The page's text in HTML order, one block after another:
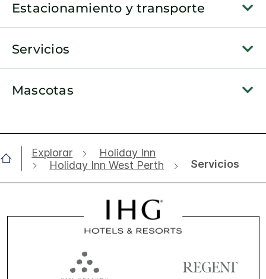
Estacionamiento y transporte
Servicios
Mascotas
Explorar
Holiday Inn
Holiday Inn West Perth
Servicios